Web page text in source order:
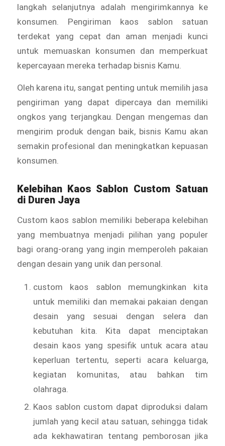
langkah selanjutnya adalah mengirimkannya ke
konsumen. Pengiriman kaos sablon satuan
terdekat yang cepat dan aman menjadi kunci
untuk memuaskan konsumen dan memperkuat
kepercayaan mereka terhadap bisnis Kamu.
Oleh karena itu, sangat penting untuk memilih jasa
pengiriman yang dapat dipercaya dan memiliki
ongkos yang terjangkau. Dengan mengemas dan
mengirim produk dengan baik, bisnis Kamu akan
semakin profesional dan meningkatkan kepuasan
konsumen.
Kelebihan Kaos Sablon Custom Satuan
di Duren Jaya
Custom kaos sablon memiliki beberapa kelebihan
yang membuatnya menjadi pilihan yang populer
bagi orang-orang yang ingin memperoleh pakaian
dengan desain yang unik dan personal.
custom kaos sablon memungkinkan kita
untuk memiliki dan memakai pakaian dengan
desain yang sesuai dengan selera dan
kebutuhan kita. Kita dapat menciptakan
desain kaos yang spesifik untuk acara atau
keperluan tertentu, seperti acara keluarga,
kegiatan komunitas, atau bahkan tim
olahraga.
Kaos sablon custom dapat diproduksi dalam
jumlah yang kecil atau satuan, sehingga tidak
ada kekhawatiran tentang pemborosan jika